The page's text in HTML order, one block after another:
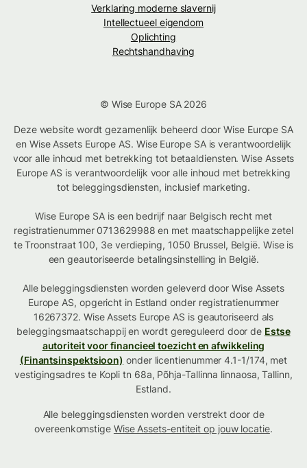
Verklaring moderne slavernij
Intellectueel eigendom
Oplichting
Rechtshandhaving
© Wise Europe SA 2026
Deze website wordt gezamenlijk beheerd door Wise Europe SA
en Wise Assets Europe AS. Wise Europe SA is verantwoordelijk
voor alle inhoud met betrekking tot betaaldiensten. Wise Assets
Europe AS is verantwoordelijk voor alle inhoud met betrekking
tot beleggingsdiensten, inclusief marketing.
Wise Europe SA is een bedrijf naar Belgisch recht met
registratienummer 0713629988 en met maatschappelijke zetel
te Troonstraat 100, 3e verdieping, 1050 Brussel, België. Wise is
een geautoriseerde betalingsinstelling in België.
Alle beleggingsdiensten worden geleverd door Wise Assets
Europe AS, opgericht in Estland onder registratienummer
16267372. Wise Assets Europe AS is geautoriseerd als
beleggingsmaatschappij en wordt gereguleerd door de Estse
autoriteit voor financieel toezicht en afwikkeling
(Finantsinspektsioon) onder licentienummer 4.1-1/174, met
vestigingsadres te Kopli tn 68a, Põhja-Tallinna linnaosa, Tallinn,
Estland.
Alle beleggingsdiensten worden verstrekt door de
overeenkomstige Wise Assets-entiteit op jouw locatie.